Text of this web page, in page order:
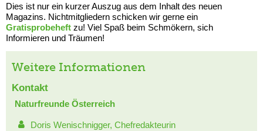
Dies ist nur ein kurzer Auszug aus dem Inhalt des neuen
Magazins. Nichtmitgliedern schicken wir gerne ein
Gratisprobeheft zu! Viel Spaß beim Schmökern, sich
Informieren und Träumen!
Weitere Informationen
Kontakt
Naturfreunde Österreich
Doris Wenischnigger, Chefredakteurin